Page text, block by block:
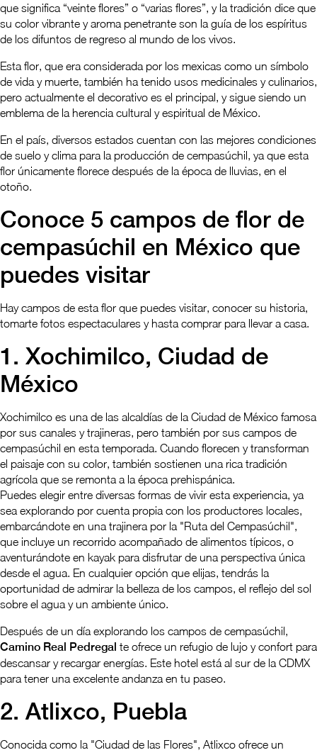
que significa “veinte flores” o “varias flores”, y la tradición dice que
su color vibrante y aroma penetrante son la guía de los espíritus
de los difuntos de regreso al mundo de los vivos.
Esta flor, que era considerada por los mexicas como un símbolo
de vida y muerte, también ha tenido usos medicinales y culinarios,
pero actualmente el decorativo es el principal, y sigue siendo un
emblema de la herencia cultural y espiritual de México.
En el país, diversos estados cuentan con las mejores condiciones
de suelo y clima para la producción de cempasúchil, ya que esta
flor únicamente florece después de la época de lluvias, en el
otoño.
Conoce 5 campos de flor de
cempasúchil en México que
puedes visitar
Hay campos de esta flor que puedes visitar, conocer su historia,
tomarte fotos espectaculares y hasta comprar para llevar a casa.
1. Xochimilco, Ciudad de
México
Xochimilco es una de las alcaldías de la Ciudad de México famosa
por sus canales y trajineras, pero también por sus campos de
cempasúchil en esta temporada. Cuando florecen y transforman
el paisaje con su color, también sostienen una rica tradición
agrícola que se remonta a la época prehispánica.
Puedes elegir entre diversas formas de vivir esta experiencia, ya
sea explorando por cuenta propia con los productores locales,
embarcándote en una trajinera por la "Ruta del Cempasúchil",
que incluye un recorrido acompañado de alimentos típicos, o
aventurándote en kayak para disfrutar de una perspectiva única
desde el agua. En cualquier opción que elijas, tendrás la
oportunidad de admirar la belleza de los campos, el reflejo del sol
sobre el agua y un ambiente único.
Después de un día explorando los campos de cempasúchil,
Camino Real Pedregal te ofrece un refugio de lujo y confort para
descansar y recargar energías. Este hotel está al sur de la CDMX
para tener una excelente andanza en tu paseo.
2. Atlixco, Puebla
Conocida como la "Ciudad de las Flores", Atlixco ofrece un